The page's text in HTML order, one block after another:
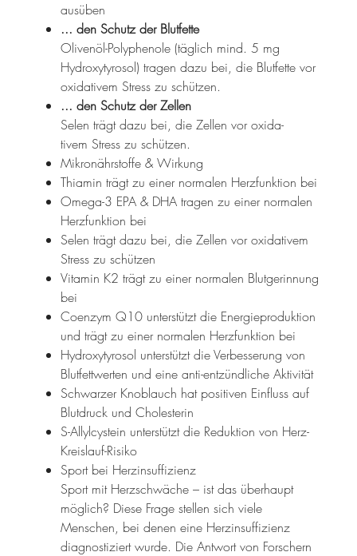
ausüben
... den Schutz der Blutfette
Olivenöl-Polyphenole (täglich mind. 5 mg
Hydroxytyrosol) tragen dazu bei, die Blutfette vor
oxidativem Stress zu schützen.
... den Schutz der Zellen
Selen trägt dazu bei, die Zellen vor oxida­
tivem Stress zu schützen.
Mikronährstoffe & Wirkung
Thiamin trägt zu einer normalen Herzfunktion bei
Omega-3 EPA & DHA tragen zu einer normalen
Herzfunktion bei
Selen trägt dazu bei, die Zellen vor oxidativem
Stress zu schützen
Vitamin K2 trägt zu einer normalen Blutgerinnung
bei
Coenzym Q10 unterstützt die Energieproduktion
und trägt zu einer normalen Herzfunktion bei
Hydroxytyrosol unterstützt die Verbesserung von
Blutfettwerten und eine anti-entzündliche Aktivität
Schwarzer Knoblauch hat positiven Einfluss auf
Blutdruck und Cholesterin
S-Allylcystein unterstützt die Reduktion von Herz-
Kreislauf-Risiko
Sport bei Herzinsuffizienz
Sport mit Herzschwäche – ist das überhaupt
möglich? Diese Frage stellen sich viele
Menschen, bei denen eine Herzinsuffizienz
diagnostiziert wurde. Die Antwort von Forschern